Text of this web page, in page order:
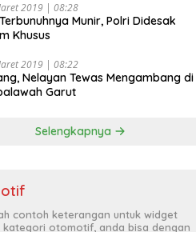
2019 | 08:28
Munir, Polri Didesak
Khusus
2019 | 08:22
Nelayan Tewas Mengambang di
Garut
Selengkapnya
contoh keterangan untuk widget
kategori otomotif, anda bisa dengan